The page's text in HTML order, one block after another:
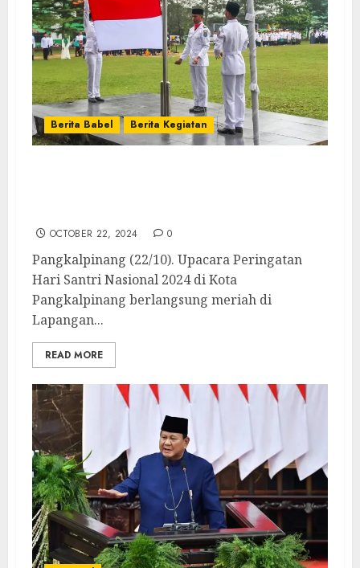
Berita Babel Berita Kegiatan
OCTOBER 22, 2024 0
Pangkalpinang (22/10). Upacara Peringatan
Hari Santri Nasional 2024 di Kota
Pangkalpinang berlangsung meriah di
Lapangan...
READ MORE